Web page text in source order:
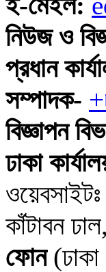
নিউজ ও
প্রধান
সম্পাদক-
বিজ্ঞাপন
ঢাকা
ওয়েবসাইটঃ
কাঁটাবন
ফোন